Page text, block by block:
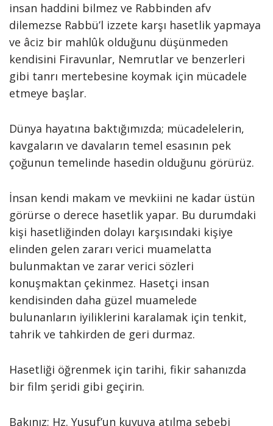
insan haddini bilmez ve Rabbinden afv
dilemezse Rabbü’l izzete karşı hasetlik yapmaya
ve âciz bir mahlûk olduğunu düşünmeden
kendisini Firavunlar, Nemrutlar ve benzerleri
gibi tanrı mertebesine koymak için mücadele
etmeye başlar.
Dünya hayatına baktığımızda; mücadelelerin,
kavgaların ve davaların temel esasının pek
çoğunun temelinde hasedin olduğunu görürüz.
İnsan kendi makam ve mevkiini ne kadar üstün
görürse o derece hasetlik yapar. Bu durumdaki
kişi hasetliğinden dolayı karşısındaki kişiye
elinden gelen zararı verici muamelatta
bulunmaktan ve zarar verici sözleri
konuşmaktan çekinmez. Hasetçi insan
kendisinden daha güzel muamelede
bulunanların iyiliklerini karalamak için tenkit,
tahrik ve tahkirden de geri durmaz.
Hasetliği öğrenmek için tarihi, fikir sahanızda
bir film şeridi gibi geçirin.
Bakınız; Hz. Yusuf’un kuyuya atılma sebebi